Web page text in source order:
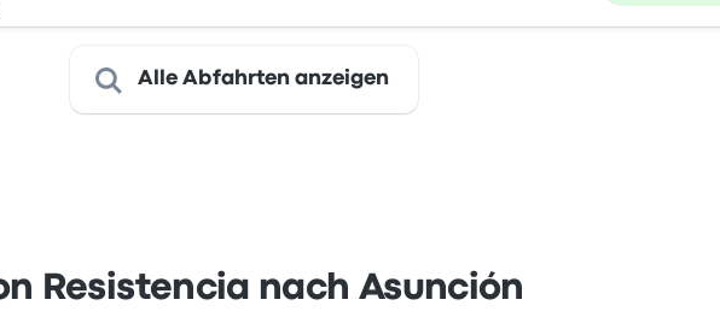
Alle Abfahrten anzeigen
Resistencia nach Asunción